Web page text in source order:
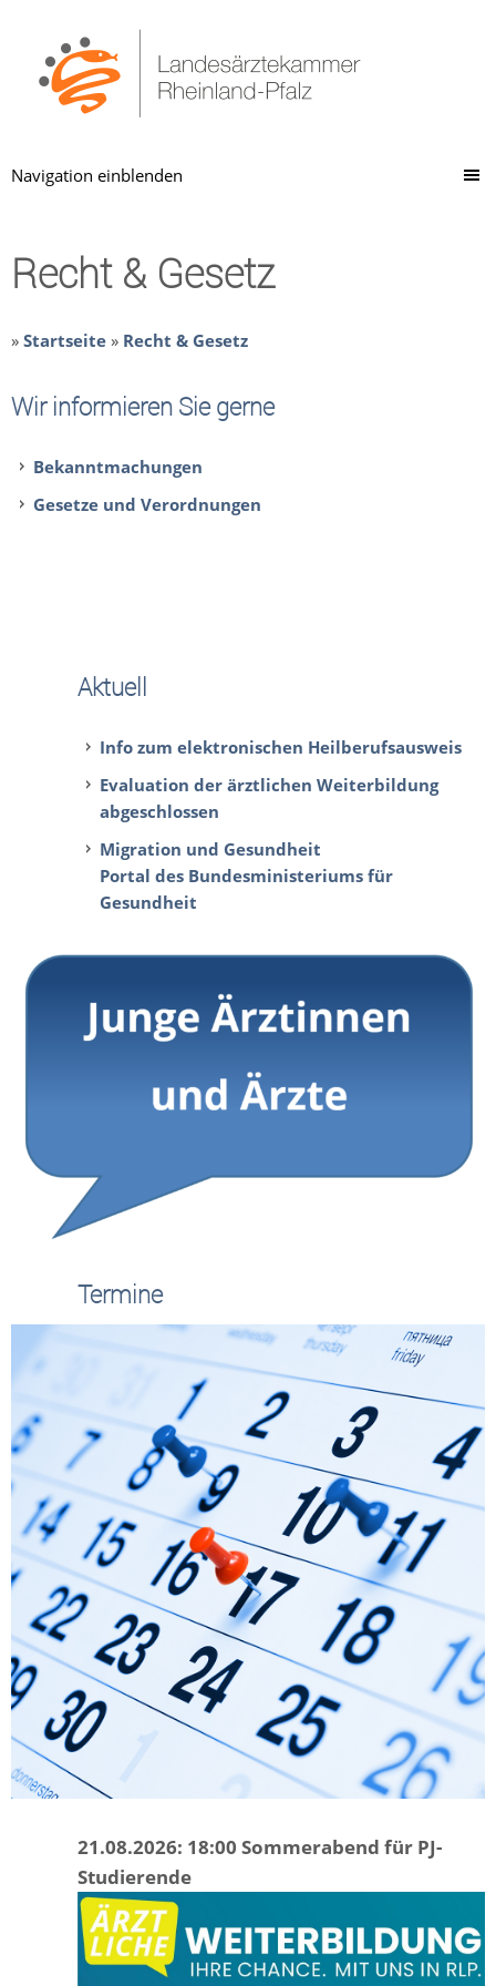
Navigation einblenden
Recht & Gesetz
» Startseite » Recht & Gesetz
Wir informieren Sie gerne
Bekanntmachungen
Gesetze und Verordnungen
Aktuell
Info zum elektronischen Heilberufsausweis
Evaluation der ärztlichen Weiterbildung
abgeschlossen
Migration und Gesundheit
Portal des Bundesministeriums für
Gesundheit
Termine
21.08.2026: 18:00 Sommerabend für PJ-
Studierende